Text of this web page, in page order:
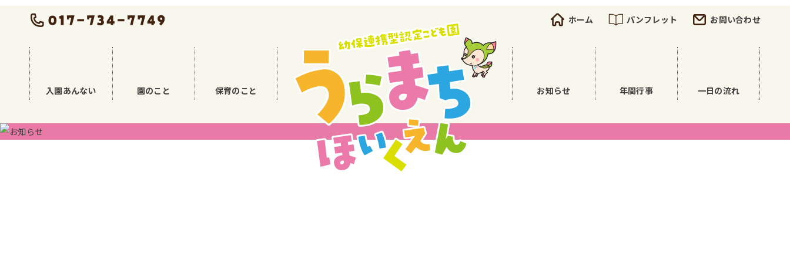
ホーム パンフレット お問い合わせ
入園あんない 園のこと 保育のこと お知らせ 年間行事 一日の流れ